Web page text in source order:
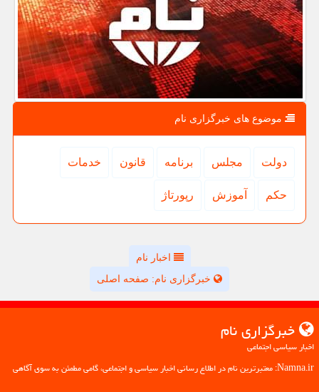
موضوع های خبرگزاری نام
دولت مجلس برنامه قانون خدمات
حكم آموزش رپورتاژ
اخبار نام
خبرگزاری نام: صفحه اصلی
خبرگزاری نام
اخبار سیاسی اجتماعی
Namna.ir: معتبرترین نام در اطلاع رسانی اخبار سیاسی و اجتماعی، گامی مطمئن به سوی آگاهی